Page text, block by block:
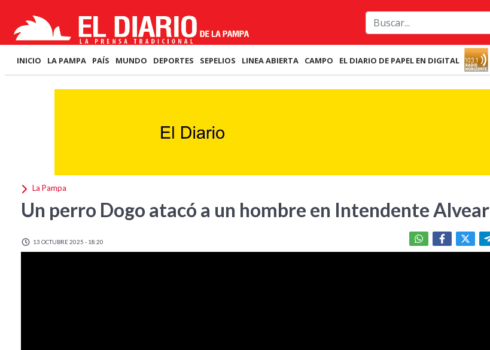
INICIO LA PAMPA PAÍS MUNDO DEPORTES SEPELIOS LINEA ABIERTA CAMPO EL DIARIO DE PAPEL EN DIGITAL
La Pampa
Un perro Dogo atacó a un hombre en Intendente Alvear
13 OCTUBRE 2025 - 18:20